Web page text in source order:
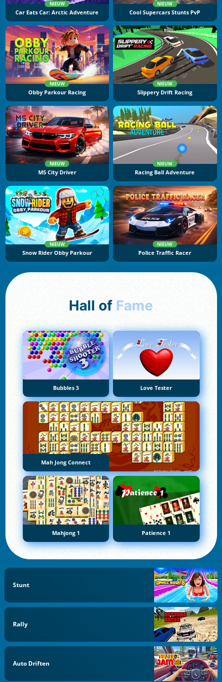
NIEUW
Car Eats Car: Arctic Adventure
NIEUW
Cool Supercars Stunts PvP
NIEUW
Obby Parkour Racing
NIEUW
Slippery Drift Racing
NIEUW
M5 City Driver
NIEUW
Racing Ball Adventure
NIEUW
Snow Rider Obby Parkour
NIEUW
Police Traffic Racer
Hall of Fame
Bubbles 3 Love Tester
Mah Jong Connect
Mahjong 1 Patience 1
Stunt
Rally
Auto Driften